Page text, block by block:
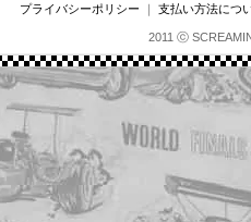
プライバシーポリシー ｜ 支払い方法につ
2011 ⓒ